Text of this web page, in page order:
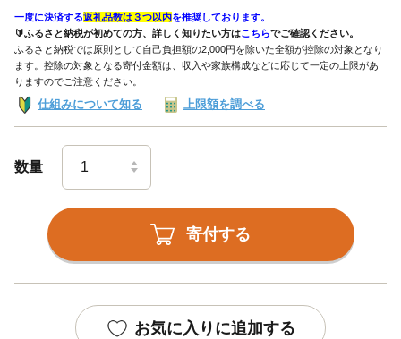
一度に決済する返礼品数は３つ以内を推奨しております。
🔰ふるさと納税が初めての方、詳しく知りたい方はこちらでご確認ください。
ふるさと納税では原則として自己負担額の2,000円を除いた全額が控除の対象となり
ます。控除の対象となる寄付金額は、収入や家族構成などに応じて一定の上限があ
りますのでご注意ください。
仕組みについて知る 上限額を調べる
数量
寄付する
お気に入りに追加する